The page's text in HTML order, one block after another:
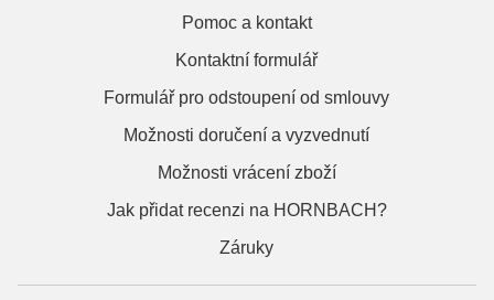
Pomoc a kontakt
Kontaktní formulář
Formulář pro odstoupení od smlouvy
Možnosti doručení a vyzvednutí
Možnosti vrácení zboží
Jak přidat recenzi na HORNBACH?
Záruky